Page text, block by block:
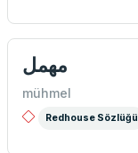
مهمل
mühmel
Redhouse Sözlüğü